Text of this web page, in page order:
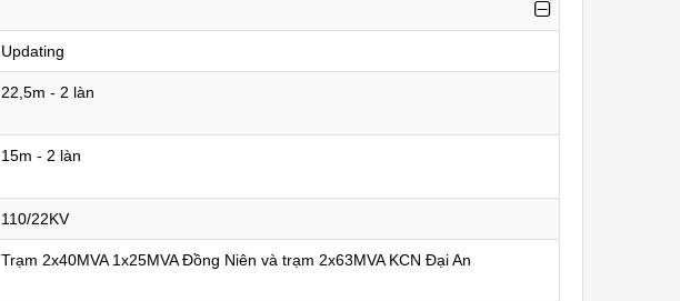
Updating
22,5m - 2 làn
15m - 2 làn
110/22KV
Trạm 2x40MVA 1x25MVA Đồng Niên và trạm 2x63MVA KCN Đại An